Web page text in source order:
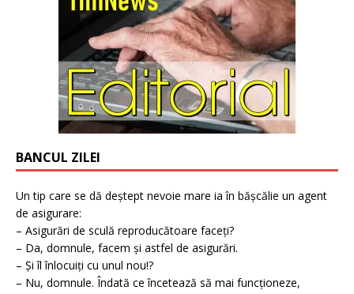
BANCUL ZILEI
Un tip care se dă deștept nevoie mare ia în bășcălie un agent
de asigurare:
– Asigurări de sculă reproducătoare faceți?
– Da, domnule, facem și astfel de asigurări.
– Și îl înlocuiți cu unul nou!?
– Nu, domnule. Îndată ce încetează să mai funcționeze,